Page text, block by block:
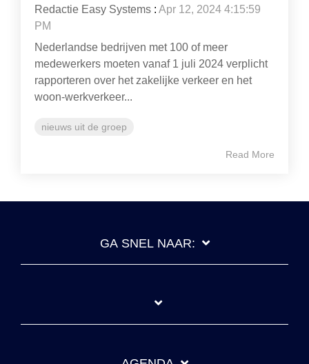
Redactie Easy Systems : Apr 12, 2024 4:15:59
PM
Nederlandse bedrijven met 100 of meer
medewerkers moeten vanaf 1 juli 2024 verplicht
rapporteren over het zakelijke verkeer en het
woon-werkverkeer...
nieuws uit de groep
Read More
GA SNEL NAAR: